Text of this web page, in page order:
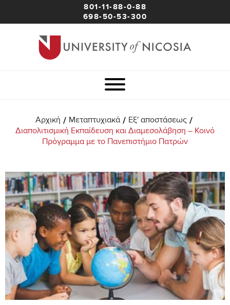
801-11-88-0-88
698-50-53-300
Αρχική / Μεταπτυχιακά / Εξ' αποστάσεως /
Διαπολιτισμική Εκπαίδευση και Διαμεσολάβηση – Κοινό
Πρόγραμμα με το Πανεπιστήμιο Πατρών